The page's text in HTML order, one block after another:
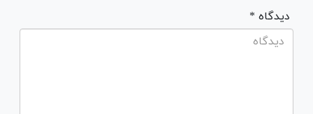
* دیدگاه